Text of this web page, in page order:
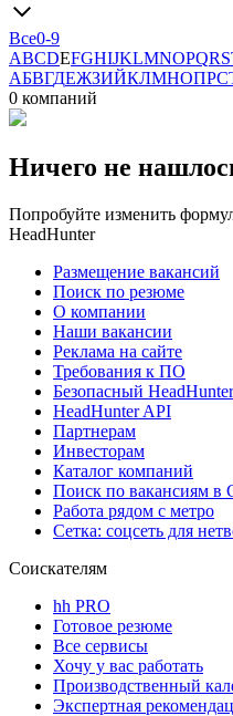
Все0-9
ABCDEFGHIJKLMNOPQRS
АБВГДЕЖЗИЙКЛМНОПРС
0 компаний
Ничего не
Попробуйте изменить
HeadHunter
Размещение вакансий
Поиск по резюме
О компании
Наши вакансии
Реклама на сайте
Требования к ПО
Безопасный HeadHunter
HeadHunter API
Партнерам
Инвесторам
Каталог компаний
Поиск по вакансиям в
Работа рядом с метро
Сетка: соцсеть для
Соискателям
hh PRO
Готовое резюме
Все сервисы
Хочу у вас работать
Производственный
Экспертная